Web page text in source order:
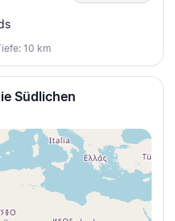
10 km
Südlichen